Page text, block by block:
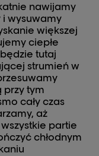
nawijamy
i wysuwamy
większej
ciepłe
tutaj
strumień w
przy tym
cały czas
aż
partie
chłodnym